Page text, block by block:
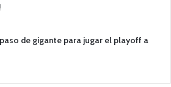
de gigante para jugar el playoff a